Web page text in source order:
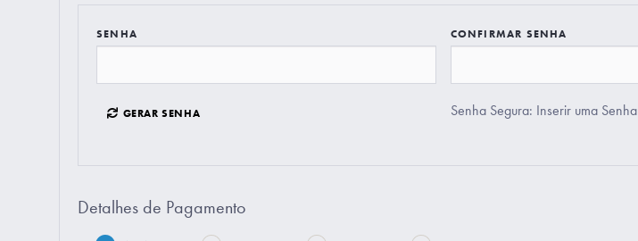
SENHA CONFIRMAR SENHA
GERAR SENHA Senha Segura: Inserir uma Senha
Detalhes de Pagamento